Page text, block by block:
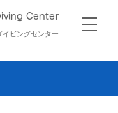
Center​
イビングセンター